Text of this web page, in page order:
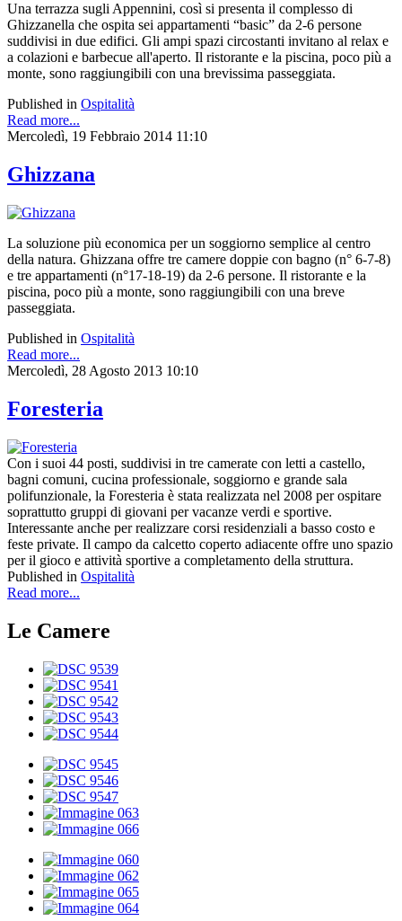
Una terrazza sugli Appennini, così si presenta il complesso di
Ghizzanella che ospita sei appartamenti “basic” da 2-6 persone
suddivisi in due edifici. Gli ampi spazi circostanti invitano al relax e
a colazioni e barbecue all'aperto. Il ristorante e la piscina, poco più a
monte, sono raggiungibili con una brevissima passeggiata.
Published in Ospitalità
Read more...
Mercoledì, 19 Febbraio 2014 11:10
Ghizzana
La soluzione più economica per un soggiorno semplice al centro
della natura. Ghizzana offre tre camere doppie con bagno (n° 6-7-8)
e tre appartamenti (n°17-18-19) da 2-6 persone. Il ristorante e la
piscina, poco più a monte, sono raggiungibili con una breve
passeggiata.
Published in Ospitalità
Read more...
Mercoledì, 28 Agosto 2013 10:10
Foresteria
Con i suoi 44 posti, suddivisi in tre camerate con letti a castello,
bagni comuni, cucina professionale, soggiorno e grande sala
polifunzionale, la Foresteria è stata realizzata nel 2008 per ospitare
soprattutto gruppi di giovani per vacanze verdi e sportive.
Interessante anche per realizzare corsi residenziali a basso costo e
feste private. Il campo da calcetto coperto adiacente offre uno spazio
per il gioco e attività sportive a completamento della struttura.
Published in Ospitalità
Read more...
Le Camere